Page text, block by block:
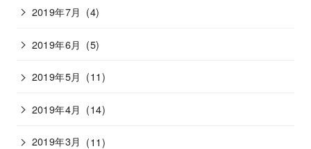
2019年7月 (4)
2019年6月 (5)
2019年5月 (11)
2019年4月 (14)
2019年3月 (11)